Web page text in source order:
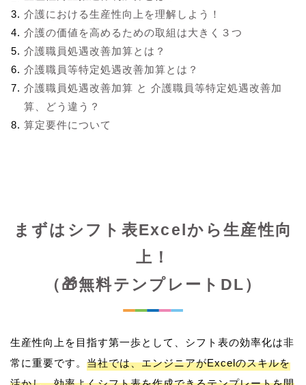
介護における生産性向上を理解しよう！
介護の価値を高めるための取組は大きく３つ
介護職員処遇改善加算とは？
介護職員等特定処遇改善加算とは？
介護職員処遇改善加算 と 介護職員等特定処遇改善加
算、どう違う？
算定要件について
まずはシフト表Excelから生産性向
上！
（🎁無料テンプレートDL）
生産性向上を目指す第一歩として、シフト表の効率化は非
常に重要です。 当社では、エンジニアがExcelのスキルを